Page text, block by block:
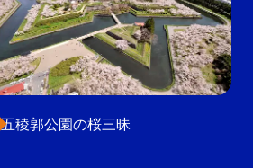
五稜郭公園の桜三昧